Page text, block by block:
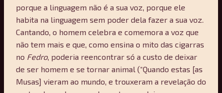
porque a linguagem não é a sua voz, porque ele
habita na linguagem sem poder dela fazer a sua voz.
Cantando, o homem celebra e comemora a voz que
não tem mais e que, como ensina o mito das cigarras
no Fedro, poderia reencontrar só a custo de deixar
de ser homem e se tornar animal (“Quando estas [as
Musas] vieram ao mundo, e trouxeram a revelação do